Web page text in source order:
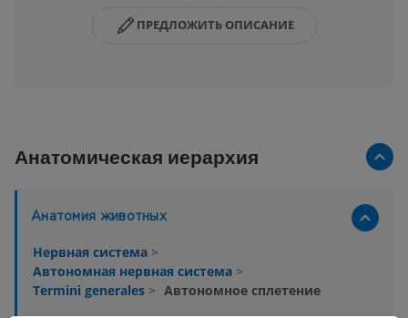
ПРЕДЛОЖИТЬ ОПИСАНИЕ
Анатомическая иерархия
Анатомия животных
Нервная система >
Автономная нервная система >
Termini generales > Автономное сплетение